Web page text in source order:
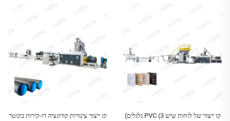
קו ייצור של לוחות שיש PVC (3 גלגלים)
קו ייצור צינורות קורוגציה דו-קירות בקוטר